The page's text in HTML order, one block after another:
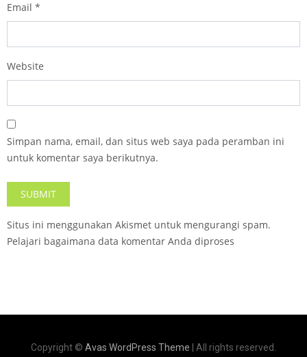
Email *
Website
Simpan nama, email, dan situs web saya pada peramban ini
untuk komentar saya berikutnya.
Situs ini menggunakan Akismet untuk mengurangi spam.
Pelajari bagaimana data komentar Anda diproses
Copyright © Avas WordPress Theme | All rights reserved.